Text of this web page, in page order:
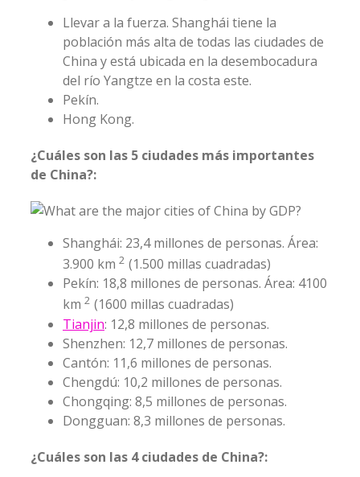
Llevar a la fuerza. Shanghái tiene la
población más alta de todas las ciudades de
China y está ubicada en la desembocadura
del río Yangtze en la costa este.
Pekín.
Hong Kong.
¿Cuáles son las 5 ciudades más importantes
de China?:
Shanghái: 23,4 millones de personas. Área:
3.900 km 2 (1.500 millas cuadradas)
Pekín: 18,8 millones de personas. Área: 4100
km 2 (1600 millas cuadradas)
Tianjin: 12,8 millones de personas.
Shenzhen: 12,7 millones de personas.
Cantón: 11,6 millones de personas.
Chengdú: 10,2 millones de personas.
Chongqing: 8,5 millones de personas.
Dongguan: 8,3 millones de personas.
¿Cuáles son las 4 ciudades de China?: